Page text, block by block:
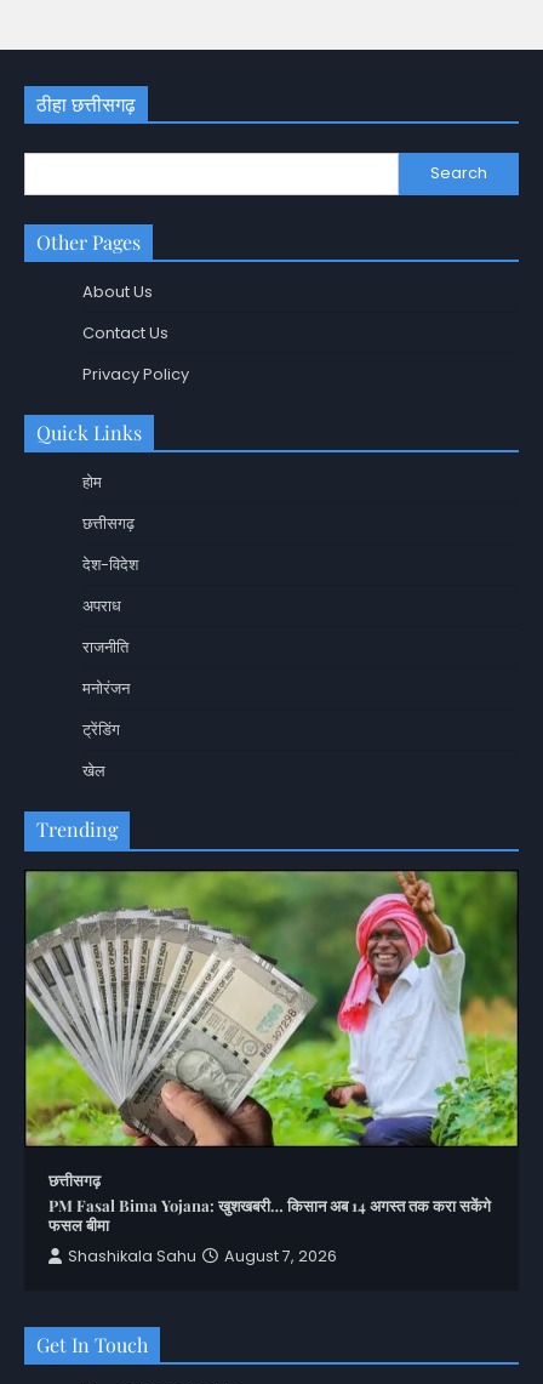
ठीहा छत्तीसगढ़
Search
Other Pages
About Us
Contact Us
Privacy Policy
Quick Links
होम
छत्तीसगढ़
देश-विदेश
अपराध
राजनीति
मनोरंजन
ट्रेंडिंग
खेल
Trending
छत्तीसगढ़
PM Fasal Bima Yojana: खुशखबरी… किसान अब 14 अगस्त तक करा सकेंगे
फसल बीमा
Shashikala Sahu
August 7, 2026
Get In Touch